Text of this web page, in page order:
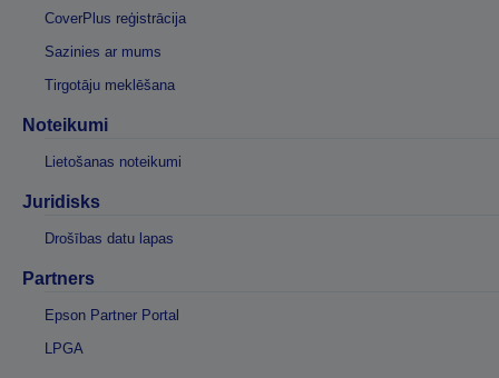
CoverPlus reģistrācija
Sazinies ar mums
Tirgotāju meklēšana
Noteikumi
Lietošanas noteikumi
Juridisks
Drošības datu lapas
Partners
Epson Partner Portal
LPGA